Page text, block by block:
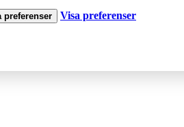
preferenser Visa preferenser